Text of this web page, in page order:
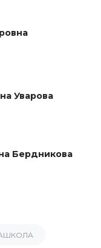
Уварова
Бердникова